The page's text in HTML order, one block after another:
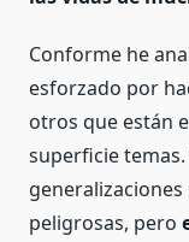
Conforme he
esforzado por
otros que están
superficie temas.
peligrosas, pero